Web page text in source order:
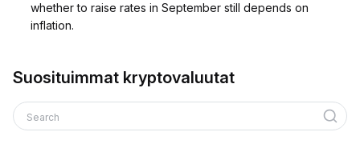
whether to raise rates in September still depends on
inflation.
Suosituimmat kryptovaluutat
Search